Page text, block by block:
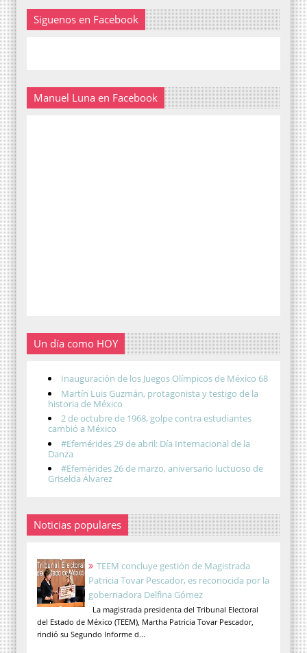
Siguenos en Facebook
Manuel Luna en Facebook
Un día como HOY
Inauguración de los Juegos Olímpicos de México 68
Martín Luis Guzmán, protagonista y testigo de la
historia de México
2 de octubre de 1968, golpe contra estudiantes
cambió a México
#Efemérides 29 de abril: Día Internacional de la
Danza
#Efemérides 26 de marzo, aniversario luctuoso de
Griselda Álvarez
Noticias populares
TEEM concluye gestión de Magistrada
Patricia Tovar Pescador, es reconocida por la
gobernadora Delfina Gómez
La magistrada presidenta del Tribunal Electoral
del Estado de México (TEEM), Martha Patricia Tovar Pescador,
rindió su Segundo Informe d...